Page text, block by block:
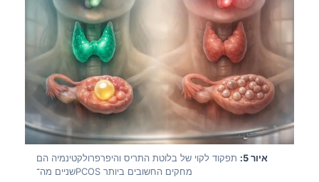
איור 5:
תפקוד לקוי של בלוטת התריס והיפרפרולקטינמיה הם
שניים מה־PCOS מחקים החשובים ביותר